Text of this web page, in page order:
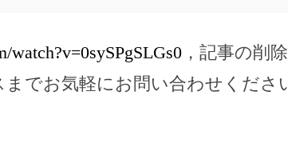
watch?v=0sySPgSLGs0 ，記事の削
でお気軽にお問い合わせくださ